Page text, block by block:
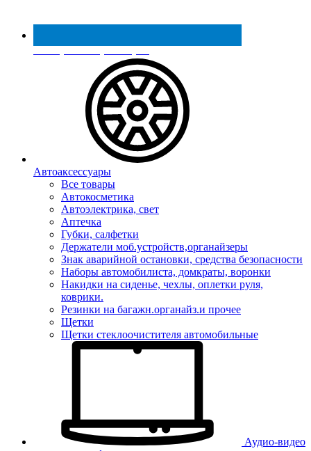
Реестр МинПромТорга
Автоаксессуары
Все товары
Автокосметика
Автоэлектрика, свет
Аптечка
Губки, салфетки
Держатели моб.устройств,органайзеры
Знак аварийной остановки, средства безопасности
Наборы автомобилиста, домкраты, воронки
Накидки на сиденье, чехлы, оплетки руля,
коврики.
Резинки на багажн.органайз.и прочее
Щетки
Щетки стеклоочистителя автомобильные
Аудио-видео